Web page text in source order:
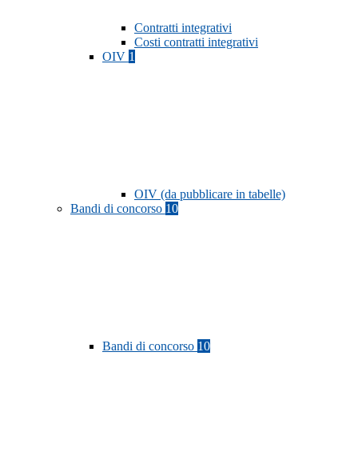
Contratti integrativi
Costi contratti integrativi
OIV 1
OIV (da pubblicare in tabelle)
Bandi di concorso 10
Bandi di concorso 10